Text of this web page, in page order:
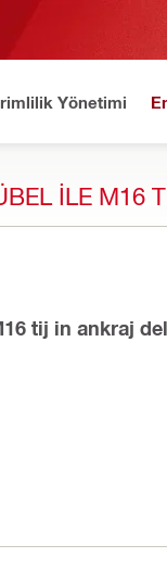
Yönetimi
ILE M16
kimyasal dübel ile M16 tij